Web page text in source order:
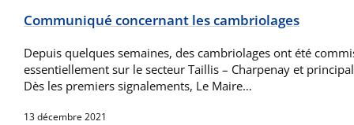
Communiqué concernant les cambriolages
Depuis quelques semaines, des cambriolages ont été
essentiellement sur le secteur Taillis – Charpenay et
Dès les premiers signalements, Le Maire…
13 décembre 2021